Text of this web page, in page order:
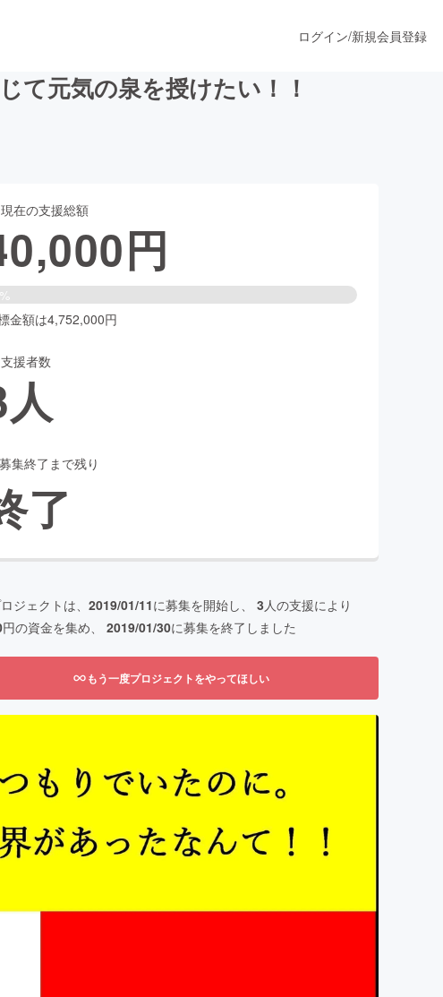
ス
ファッション
スケア
ログイン/新規会員登録
て元気の泉を授けたい！！
現在の支援総額
円
金額は4,752,000円
支援者数
人
募集終了まで残り
了
ジェクトは、 2019/01/11に募集を開始し、 3人の支援により
円の資金を集め、 2019/01/30に募集を終了しました
もう一度プロジェクトをやってほしい